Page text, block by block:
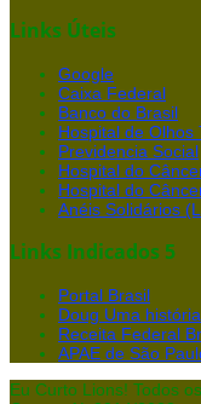
Links Úteis
Google
Caixa Federal
Banco do Brasil
Hospital de Olhos
Previdencia Social
Hospital do
Hospital do
Anéis Solidários
Links Indicados 5
Portal Brasil
Doug Uma
Receita Federal
APAE de São
Eu Curto Lions! Todos